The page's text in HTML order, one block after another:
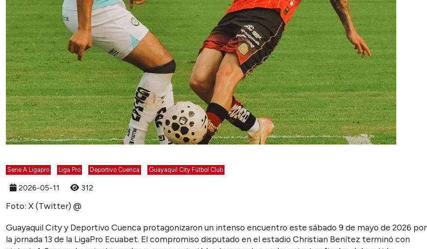
Serie A Ligapro Liga Pro Deportivo Cuenca Guayaquil City Fútbol Club
2026-05-11 312
Foto: X (Twitter) @
Guayaquil City y Deportivo Cuenca protagonizaron un intenso encuentro este sábado 9 de mayo de 2026 por
la jornada 13 de la LigaPro Ecuabet. El compromiso disputado en el estadio Christian Benítez terminó con